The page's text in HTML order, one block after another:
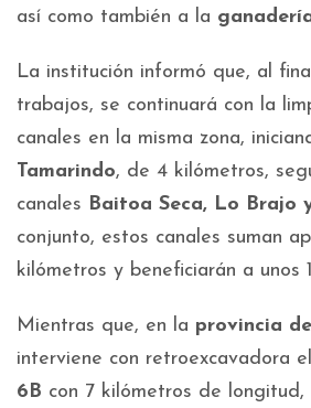
así como también a la
La institución informó que, al
trabajos, se continuará con la
canales en la misma zona,
Tamarindo, de 4 kilómetros,
canales Baitoa Seca, Lo Brajo
conjunto, estos canales suman
kilómetros y beneficiarán a unos
Mientras que, en la provincia
interviene con retroexcavadora el
6B con 7 kilómetros de longitud,